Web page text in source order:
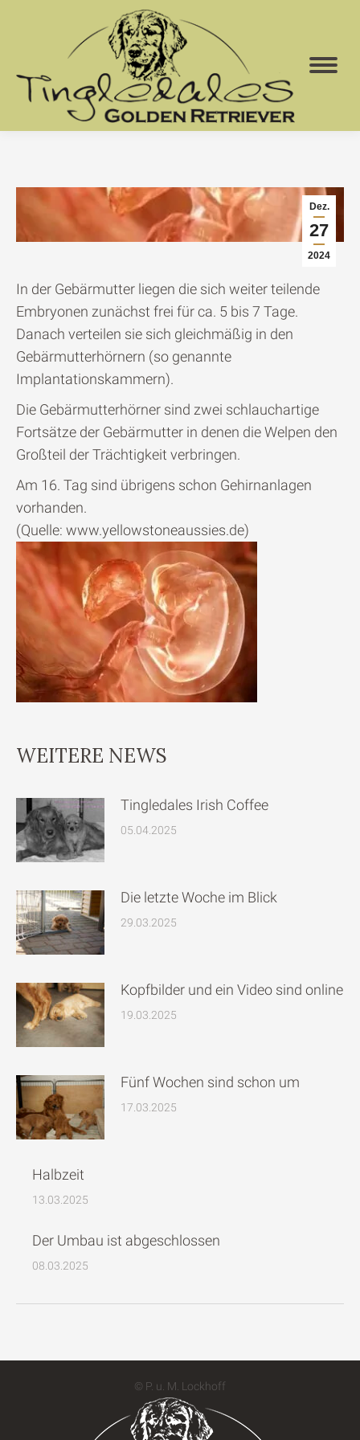
Dez.
27
2024
In der Gebärmutter liegen die sich weiter teilende
Embryonen zunächst frei für ca. 5 bis 7 Tage.
Danach verteilen sie sich gleichmäßig in den
Gebärmutterhörnern (so genannte
Implantationskammern).
Die Gebärmutterhörner sind zwei schlauchartige
Fortsätze der Gebärmutter in denen die Welpen den
Großteil der Trächtigkeit verbringen.
Am 16. Tag sind übrigens schon Gehirnanlagen
vorhanden.
(Quelle: www.yellowstoneaussies.de)
WEITERE NEWS
Tingledales Irish Coffee
05.04.2025
Die letzte Woche im Blick
29.03.2025
Kopfbilder und ein Video sind online
19.03.2025
Fünf Wochen sind schon um
17.03.2025
Halbzeit
13.03.2025
Der Umbau ist abgeschlossen
08.03.2025
© P. u. M. Lockhoff